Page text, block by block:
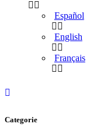
Español
English
Français
Categorie